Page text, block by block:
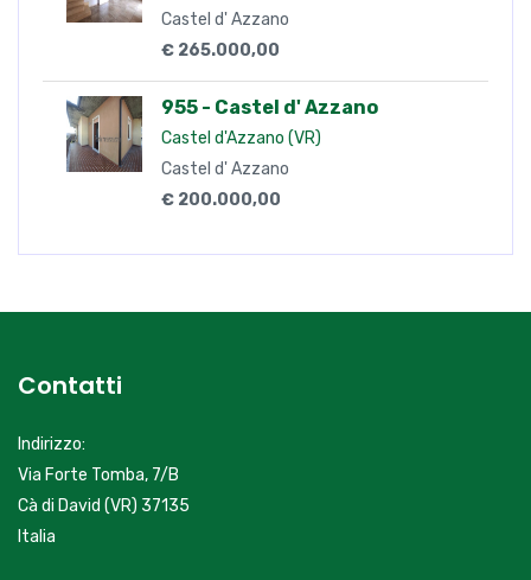
Castel d' Azzano
€ 265.000,00
955 - Castel d' Azzano
Castel d'Azzano (VR)
Castel d' Azzano
€ 200.000,00
Contatti
Indirizzo:
Via Forte Tomba, 7/B
Cà di David (VR) 37135
Italia